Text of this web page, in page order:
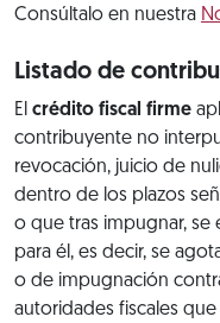
Consúltalo en nuestra
Listado de
El crédito fiscal firme
contribuyente no
revocación, juicio de
dentro de los plazos
o que tras impugnar, se
para él, es decir, se
o de impugnación
autoridades fiscales